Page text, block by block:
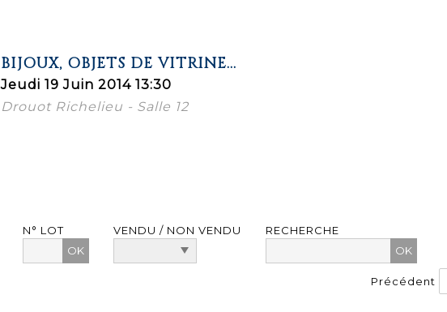
BIJOUX, OBJETS DE VITRINE...
Jeudi 19 Juin 2014 13:30
Drouot Richelieu - Salle 12
N° LOT
OK
VENDU / NON VENDU RECHERCHE
Précédent